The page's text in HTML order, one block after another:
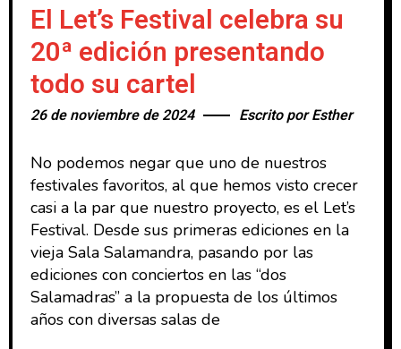
El Let’s Festival celebra su
20ª edición presentando
todo su cartel
26 de noviembre de 2024 Escrito porEsther
No podemos negar que uno de nuestros
festivales favoritos, al que hemos visto crecer
casi a la par que nuestro proyecto, es el Let’s
Festival. Desde sus primeras ediciones en la
vieja Sala Salamandra, pasando por las
ediciones con conciertos en las “dos
Salamadras” a la propuesta de los últimos
años con diversas salas de